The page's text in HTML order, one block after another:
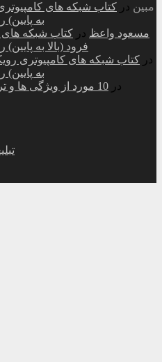
مبین در کتاب شبکه های کامپیوتری
به
مسعود واعظ در کتاب شبکه های
فرود (بالا به
در کتاب شبکه های کامپیوتری
به
در 10 مورد از ویژگی ها و ترفندهای اپل موزیک